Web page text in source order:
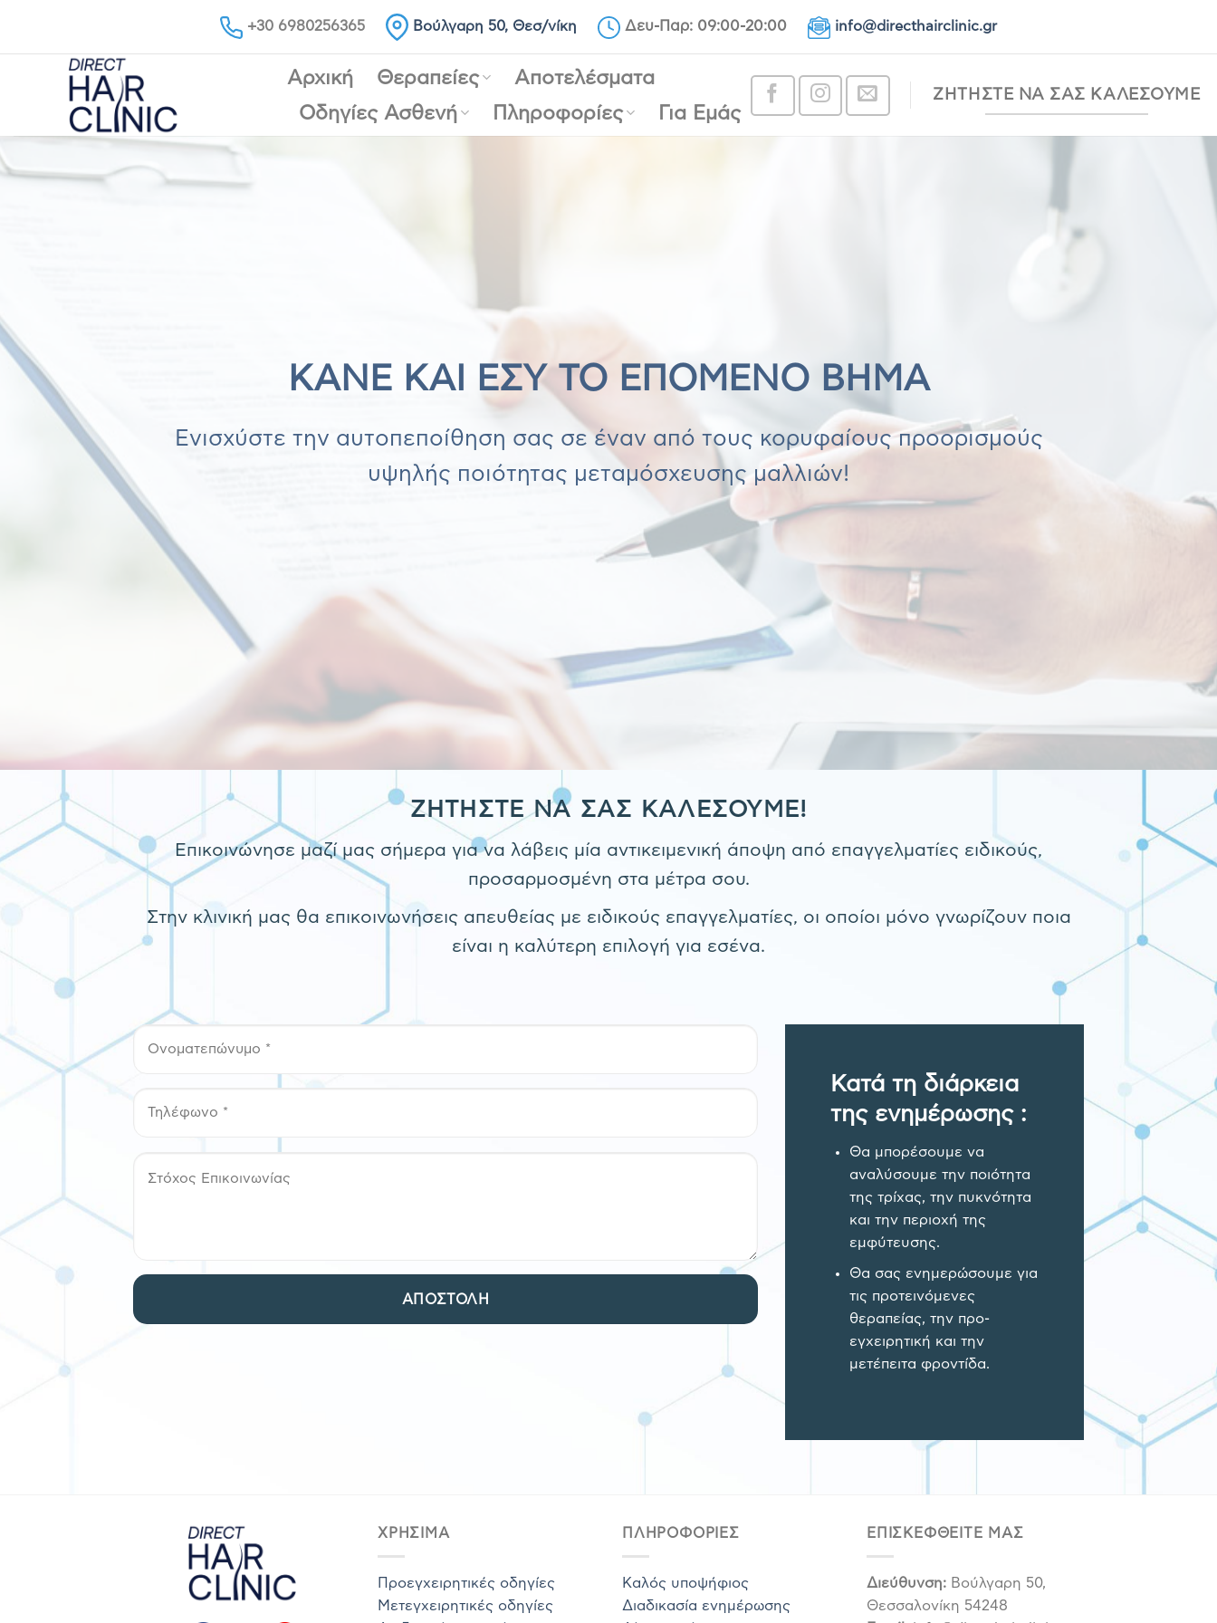
content
+30 6980256365 Βούλγαρη 50, Θεσ/νίκη Δευ-Παρ: 09:00-20:00 info@directhairclinic.gr
Αρχική Θεραπείες
Αποτελέσματα
Οδηγίες Ασθενή
Πληροφορίες Για Εμάς
ΖΗΤΗΣΤΕ ΝΑ ΣΑΣ ΚΑΛΕΣΟΥΜΕ
ΚΑΝΕ ΚΑΙ ΕΣΥ ΤΟ ΕΠΟΜΕΝΟ ΒΗΜΑ
Ενισχύστε την αυτοπεποίθηση σας σε έναν από τους κορυφαίους προορισμούς
υψηλής ποιότητας μεταμόσχευσης μαλλιών!
ΖΗΤΗΣΤΕ ΝΑ ΣΑΣ ΚΑΛΕΣΟΥΜΕ!
Επικοινώνησε μαζί μας σήμερα για να λάβεις μία αντικειμενική άποψη από επαγγελματίες ειδικούς,
προσαρμοσμένη στα μέτρα σου.
Στην κλινική μας θα επικοινωνήσεις απευθείας με ειδικούς επαγγελματίες, οι οποίοι μόνο γνωρίζουν ποια
είναι η καλύτερη επιλογή για εσένα.
Κατά τη διάρκεια
της ενημέρωσης :
Θα μπορέσουμε να
αναλύσουμε την ποιότητα
της τρίχας, την πυκνότητα
και την περιοχή της
εμφύτευσης.
Θα σας ενημερώσουμε για
τις προτεινόμενες
θεραπείας, την προ-
εγχειρητική και την
μετέπειτα φροντίδα.
ΧΡΗΣΙΜΑ
Προεγχειρητικές οδηγίες
Μετεγχειρητικές οδηγίες
ΠΛΗΡΟΦΟΡΙΕΣ
Καλός υποψήφιος
Διαδικασία ενημέρωσης
ΕΠΙΣΚΕΦΘΕΙΤΕ ΜΑΣ
Διεύθυνση: Βούλγαρη 50,
Θεσσαλονίκη 54248